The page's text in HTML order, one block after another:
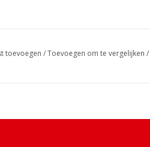
toevoegen /Toevoegen om te vergelijken /